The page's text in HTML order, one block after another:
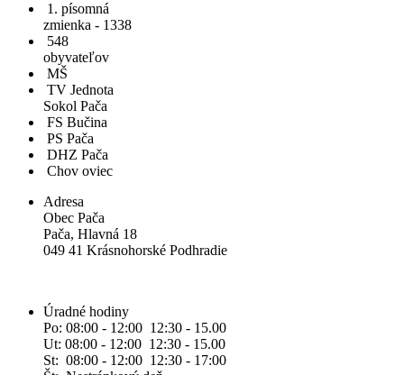
1. písomná
zmienka - 1338
548
obyvateľov
MŠ
TV Jednota
Sokol Pača
FS Bučina
PS Pača
DHZ Pača
Chov oviec
Adresa
Obec Pača
Pača, Hlavná 18
049 41 Krásnohorské Podhradie
Úradné hodiny
Po: 08:00 - 12:00 12:30 - 15.00
Ut: 08:00 - 12:00 12:30 - 15.00
St: 08:00 - 12:00 12:30 - 17:00